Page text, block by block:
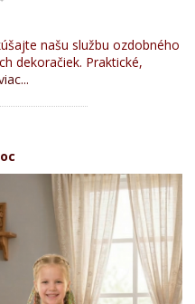
našu službu ozdobného
dekoračiek. Praktické,